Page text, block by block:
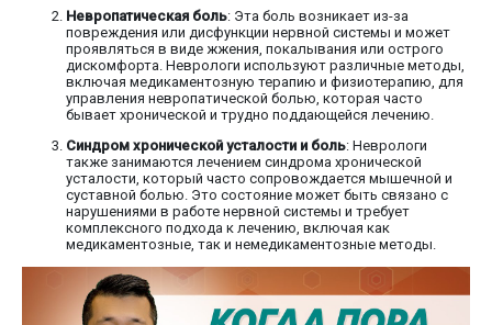
Невропатическая боль: Эта боль возникает из-за
повреждения или дисфункции нервной системы и может
проявляться в виде жжения, покалывания или острого
дискомфорта. Неврологи используют различные методы,
включая медикаментозную терапию и физиотерапию, для
управления невропатической болью, которая часто
бывает хронической и трудно поддающейся лечению.
Синдром хронической усталости и боль: Неврологи
также занимаются лечением синдрома хронической
усталости, который часто сопровождается мышечной и
суставной болью. Это состояние может быть связано с
нарушениями в работе нервной системы и требует
комплексного подхода к лечению, включая как
медикаментозные, так и немедикаментозные методы.